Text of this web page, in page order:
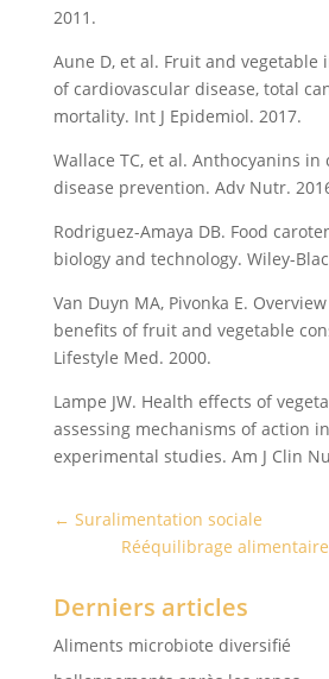
2011.
Aune D, et al. Fruit and vegetable
of cardiovascular disease, total
mortality. Int J Epidemiol. 2017.
Wallace TC, et al. Anthocyanins in
disease prevention. Adv Nutr.
Rodriguez-Amaya DB. Food
biology and technology. Wiley-
Van Duyn MA, Pivonka E.
benefits of fruit and vegetable
Lifestyle Med. 2000.
Lampe JW. Health effects of
assessing mechanisms of action
experimental studies. Am J Clin
← Suralimentation sociale
Rééquilibrage
Derniers articles
Aliments microbiote diversifié